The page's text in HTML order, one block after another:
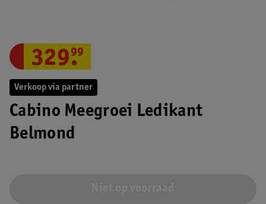
Verkoop via partner
Cabino Meegroei Ledikant
Belmond
329.
99